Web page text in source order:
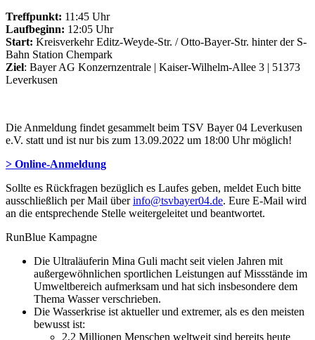
Treffpunkt: 11:45 Uhr
Laufbeginn: 12:05 Uhr
Start: Kreisverkehr Editz-Weyde-Str. / Otto-Bayer-Str. hinter der S-
Bahn Station Chempark
Ziel: Bayer AG Konzernzentrale | Kaiser-Wilhelm-Allee 3 | 51373
Leverkusen
Die Anmeldung findet gesammelt beim TSV Bayer 04 Leverkusen
e.V. statt und ist nur bis zum 13.09.2022 um 18:00 Uhr möglich!
> Online-Anmeldung
Sollte es Rückfragen bezüglich es Laufes geben, meldet Euch bitte
ausschließlich per Mail überinfo@tsvbayer04.de. Eure E-Mail wird
an die entsprechende Stelle weitergeleitet und beantwortet.
RunBlue Kampagne
Die Ultraläuferin Mina Guli macht seit vielen Jahren mit
außergewöhnlichen sportlichen Leistungen auf Missstände im
Umweltbereich aufmerksam und hat sich insbesondere dem
Thema Wasser verschrieben.
Die Wasserkrise ist aktueller und extremer, als es den meisten
bewusst ist:
2,2 Millionen Menschen weltweit sind bereits heute